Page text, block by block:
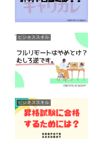
ビジネススキル
ビジネススキル